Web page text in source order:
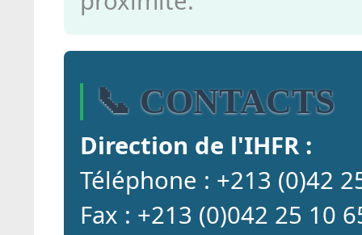
📞 CONTACTS
Direction de l'IHFR :
Téléphone : +213 (0)42
Fax : +213 (0)042 25 10